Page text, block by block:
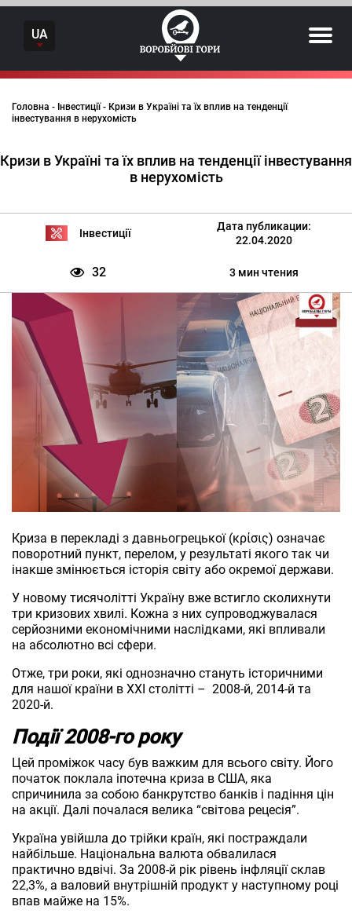
Skip
contentUA
Головна - Інвестиції- Кризи в Україні та їх вплив на тенденції
інвестування в нерухомість
Кризи в Україні та їх вплив на тенденції інвестування
в нерухомість
Інвестиції
Дата публикации:
22.04.2020
32 3 мин чтения
Криза в перекладі з давньогрецької (κρίσις) означає
поворотний пункт, перелом, у результаті якого так чи
інакше змінюється історія світу або окремої держави.
У новому тисячолітті Україну вже встигло сколихнути
три кризових хвилі. Кожна з них супроводжувалася
серйозними економічними наслідками, які впливали
на абсолютно всі сфери.
Отже, три роки, які однозначно стануть історичними
для нашої країни в ХХІ столітті – 2008-й, 2014-й та
2020-й.
Події 2008-го року
Цей проміжок часу був важким для всього світу. Його
початок поклала іпотечна криза в США, яка
спричинила за собою банкрутство банків і падіння цін
на акції. Далі почалася велика “світова рецесія”.
Україна увійшла до трійки країн, які постраждали
найбільше. Національна валюта обвалилася
практично вдвічі. За 2008-й рік рівень інфляції склав
22,3%, а валовий внутрішній продукт у наступному році
впав майже на 15%.